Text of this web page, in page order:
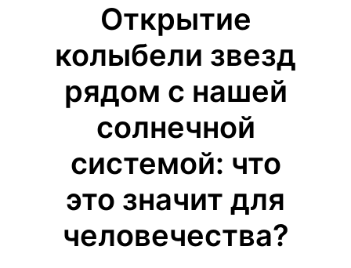
Открытие
колыбели звезд
рядом с нашей
солнечной
системой: что
это значит для
человечества?